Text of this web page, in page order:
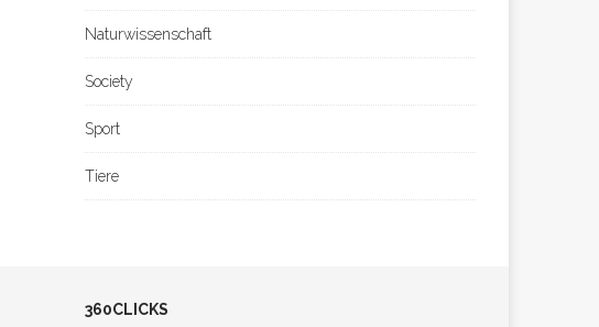
Naturwissenschaft
Society
Sport
Tiere
360CLICKS